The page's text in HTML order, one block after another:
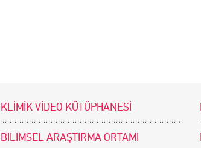
KLİMİK VİDEO KÜTÜPHANESİ
BİLİMSEL ARAŞTIRMA ORTAMI